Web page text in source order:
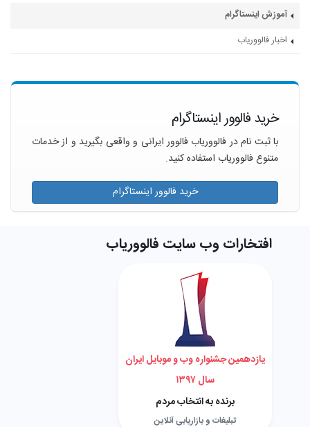
آموزش اینستاگرام
اخبار فالووریاب
خرید فالوور اینستاگرام
با ثبت نام در فالووریاب فالوور ایرانی و واقعی بگیرید و از خدمات
متنوع فالووریاب استفاده کنید.
خرید فالوور اینستاگرام
افتخارات وب سایت فالووریاب
یازدهمین جشنواره وب و موبایل ایران
سال ۱۳۹۷
برنده به انتخاب مردم
تبلیغات و بازاریابی آنلاین